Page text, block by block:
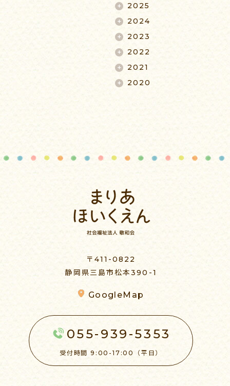
2025
2024
2023
2022
2021
2020
〒411-0822
静岡県三島市松本390-1
GoogleMap
055-939-5353
受付時間 9:00-17:00（平日）